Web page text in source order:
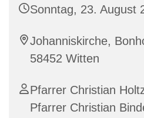
Sonntag, 23. August
Johanniskirche,
58452 Witten
Pfarrer Christian
Pfarrer Christian